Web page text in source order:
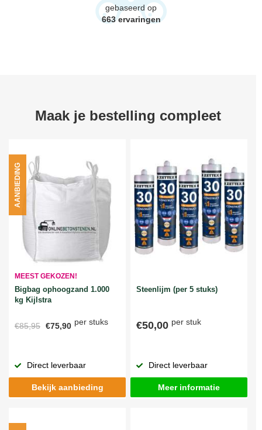
gebaseerd op
663 ervaringen
Maak je bestelling compleet
MEEST GEKOZEN!
Bigbag ophoogzand 1.000
kg Kijlstra
€85,95 €75,90 per stuks
AANBIEDING
Direct leverbaar
Bekijk aanbieding
Steenlijm (per 5 stuks)
€50,00 per stuk
Direct leverbaar
Meer informatie